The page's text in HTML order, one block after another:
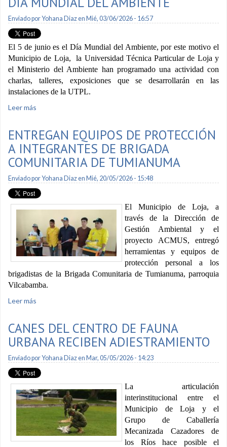
Enviado porYohana Diazen Mié, 03/06/2026 - 16:57
El 5 de junio es el Día Mundial del Ambiente, por este motivo el
Municipio de Loja, la Universidad Técnica Particular de Loja y
el Ministerio del Ambiente han programado una actividad con
charlas, talleres, exposiciones que se desarrollarán en las
instalaciones de la UTPL.
Leer más
ENTREGAN EQUIPOS DE PROTECCIÓN
A INTEGRANTES DE BRIGADA
COMUNITARIA DE TUMIANUMA
Enviado porYohana Diazen Mié, 20/05/2026 - 15:48
El Municipio de Loja, a
través de la Dirección de
Gestión Ambiental y el
proyecto ACMUS, entregó
herramientas y equipos de
protección personal a los
brigadistas de la Brigada Comunitaria de Tumianuma, parroquia
Vilcabamba.
Leer más
CANES DEL CENTRO DE FAUNA
URBANA RECIBEN ADIESTRAMIENTO
Enviado porYohana Diazen Mar, 05/05/2026 - 14:23
La articulación
interinstitucional entre el
Municipio de Loja y el
Grupo de Caballería
Mecanizada Cazadores de
los Ríos hace posible el